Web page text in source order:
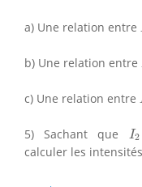
a) Une relation entre
b) Une relation entre
c) Une relation entre
5) Sachant que I2
I2
calculer les